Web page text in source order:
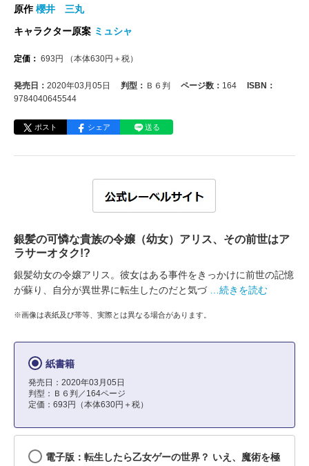
原作櫻井 三丸
キャラクター原案 ミュシャ
定価： 693 円 （本体630円＋税）
発売日： 2020年03月05日 判型： Ｂ６判 ページ数： 164
ISBN：
9784040645544
ポスト シェア 送る
銀髪の可憐な貴族の令嬢（幼女）アリス、その前世はア
ラサーオタク!?
銀髪幼女の令嬢アリス。彼女はある事件をきっかけに前世の記憶
が蘇り、自分が異世界に転生したのだと気づ
…続きを読む
※画像は表紙及び帯等、実際とは異なる場合があります。
紙書籍
発売日：2020年03月05日
判型：Ｂ６判／164ページ
定価：693円（本体630円＋税）
電子版：転生したら乙女ゲーの世界？ いえ、魔術を極